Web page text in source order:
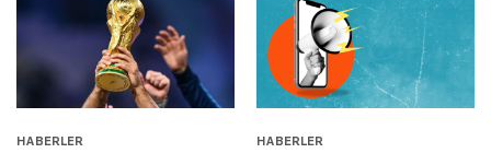
HABERLER HABERLER